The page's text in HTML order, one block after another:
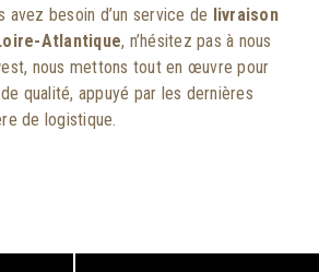
avez besoin d’un service de livraison
Atlantique, n’hésitez pas à nous
nous mettons tout en œuvre pour
qualité, appuyé par les dernières
de logistique.